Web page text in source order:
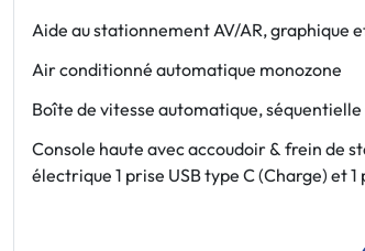
Aide au stationnement AV/AR, graphique
Air conditionné automatique monozone
Boîte de vitesse automatique,
Console haute avec accoudoir & frein de
électrique 1 prise USB type C (Charge) et 1